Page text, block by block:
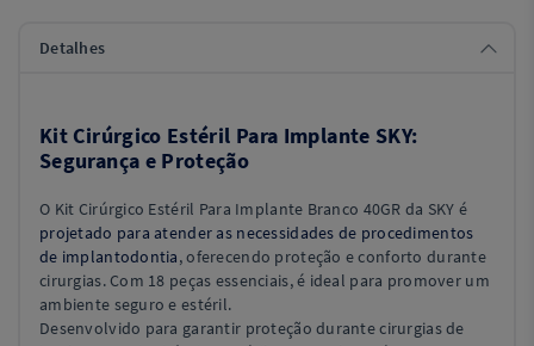
Detalhes
Kit Cirúrgico Estéril Para Implante SKY:
Segurança e Proteção
O Kit Cirúrgico Estéril Para Implante Branco 40GR da SKY é
projetado para atender as necessidades de procedimentos
de implantodontia, oferecendo proteção e conforto durante
cirurgias. Com 18 peças essenciais, é ideal para promover um
ambiente seguro e estéril.
Desenvolvido para garantir proteção durante cirurgias de